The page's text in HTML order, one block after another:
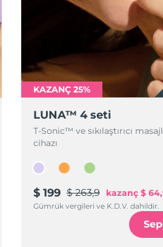
KAZANÇ 25%
LUNA™ 4 seti
T-Sonic™ ve sıkılaştırıcı
cihazı
$ 199 $ 263,9 kazanç $
Gümrük vergileri ve K.D.V. dahildir.